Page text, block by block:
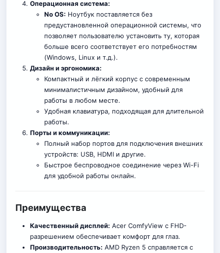
Операционная система:
No OS: Ноутбук поставляется без
предустановленной операционной системы, что
позволяет пользователю установить ту, которая
больше всего соответствует его потребностям
(Windows, Linux и т.д.).
Дизайн и эргономика:
Компактный и лёгкий корпус с современным
минималистичным дизайном, удобный для
работы в любом месте.
Удобная клавиатура, подходящая для длительной
работы.
Порты и коммуникации:
Полный набор портов для подключения внешних
устройств: USB, HDMI и другие.
Быстрое беспроводное соединение через Wi-Fi
для удобной работы онлайн.
Преимущества
Качественный дисплей: Acer ComfyView с FHD-
разрешением обеспечивает комфорт для глаз.
Производительность: AMD Ryzen 5 справляется с